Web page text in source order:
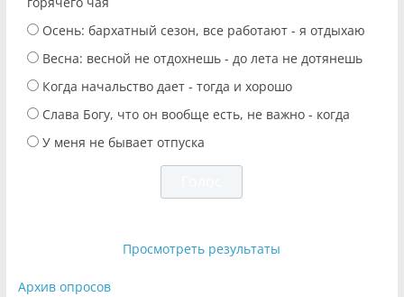
Осень: бархатный сезон, все работают - я отдыхаю
Весна: весной не отдохнешь - до лета не дотянешь
Когда начальство дает - тогда и хорошо
Слава Богу, что он вообще есть, не важно - когда
У меня не бывает отпуска
Просмотреть результаты
Архив опросов